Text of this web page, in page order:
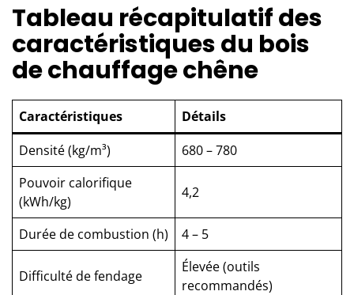
Tableau récapitulatif des
caractéristiques du bois
de chauffage chêne
Caractéristiques
Détails
Densité (kg/m³)
680 – 780
Pouvoir calorifique
(kWh/kg)
4,2
Durée de combustion (h) 4 – 5
Difficulté de fendage
Élevée (outils
recommandés)